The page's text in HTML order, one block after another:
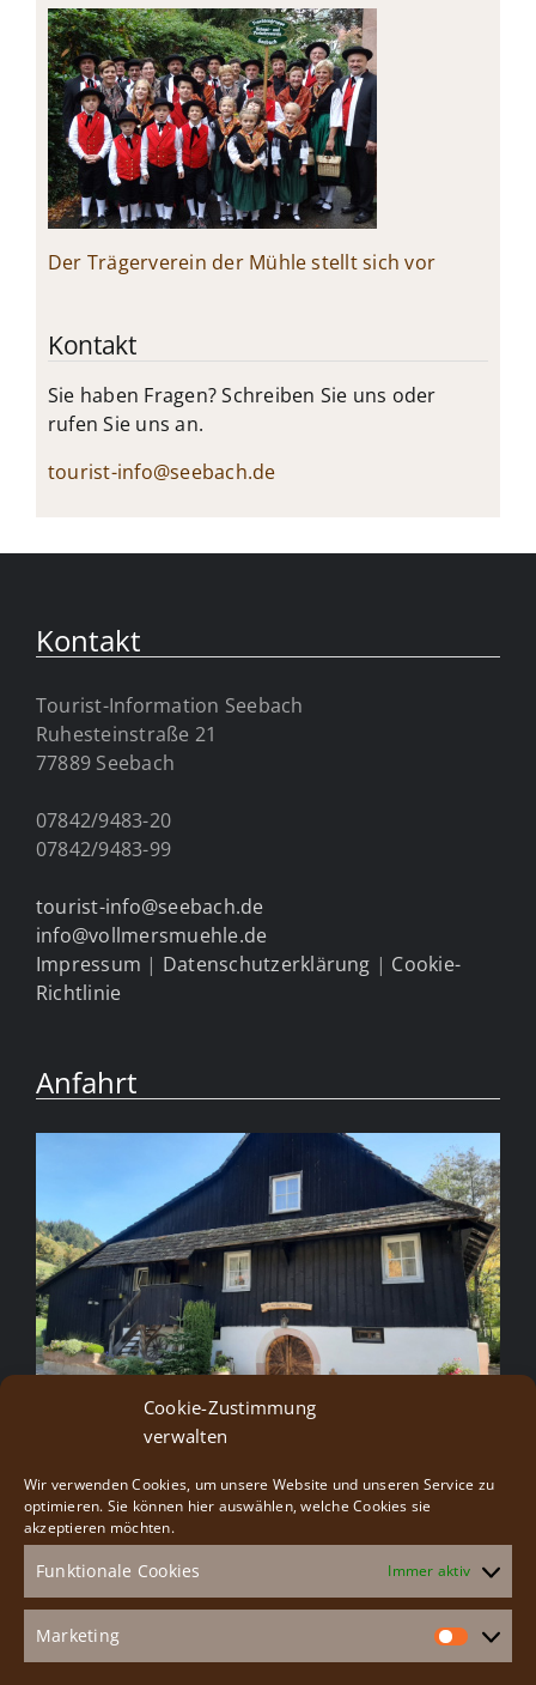
Cookie-Zustimmung
verwalten
Wir verwenden Cookies, um unsere Website und unseren Service zu
optimieren. Sie können hier auswählen, welche Cookies sie
akzeptieren möchten.
Funktionale Cookies Immer aktiv
Marketing
Der Trägerverein der Mühle stellt sich vor
Kontakt
Sie haben Fragen? Schreiben Sie uns oder
rufen Sie uns an.
tourist-info@seebach.de
Kontakt
Tourist-Information Seebach
Ruhesteinstraße 21
77889 Seebach
07842/9483-20
07842/9483-99
tourist-info@seebach.de
info@vollmersmuehle.de
Impressum | Datenschutzerklärung | Cookie-
Richtlinie
Anfahrt
Besucherservice
Gruppenangebote
Veranstaltungen